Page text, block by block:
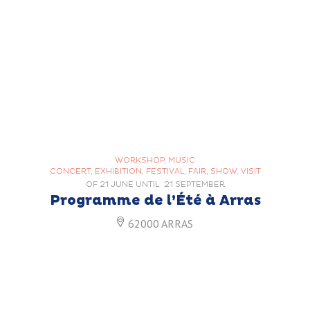
WORKSHOP, MUSIC
CONCERT, EXHIBITION, FESTIVAL, FAIR, SHOW, VISIT
OF 21 JUNE UNTIL 21 SEPTEMBER
Programme de l’Été à Arras
62000 ARRAS